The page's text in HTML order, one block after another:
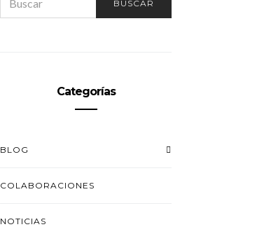
FOR:
BUSCAR
Categorías
BLOG
COLABORACIONES
NOTICIAS